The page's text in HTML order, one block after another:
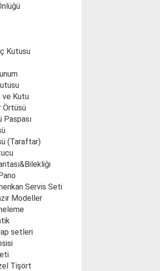
Kutusu
ve Kutu
Örtüsü
Paspası
(Taraftar)
Servis Seti
Modeller
setleri
Tişört